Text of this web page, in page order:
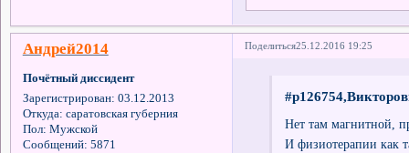
Поделиться25.12.2016 19:25
Андрей2014
Почётный диссидент
Зарегистрирован: 03.12.2013
Откуда: саратовская губерния
Пол: Мужской
Сообщений: 5871
Нет там магнитной,
И физиотерапии как